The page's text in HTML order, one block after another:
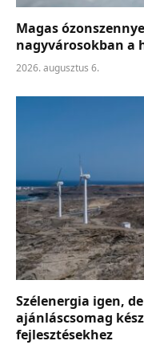
Magas
nagyvárosokban a
2026. augusztus 6.
Szélenergia igen,
ajánláscsomag
fejlesztésekhez